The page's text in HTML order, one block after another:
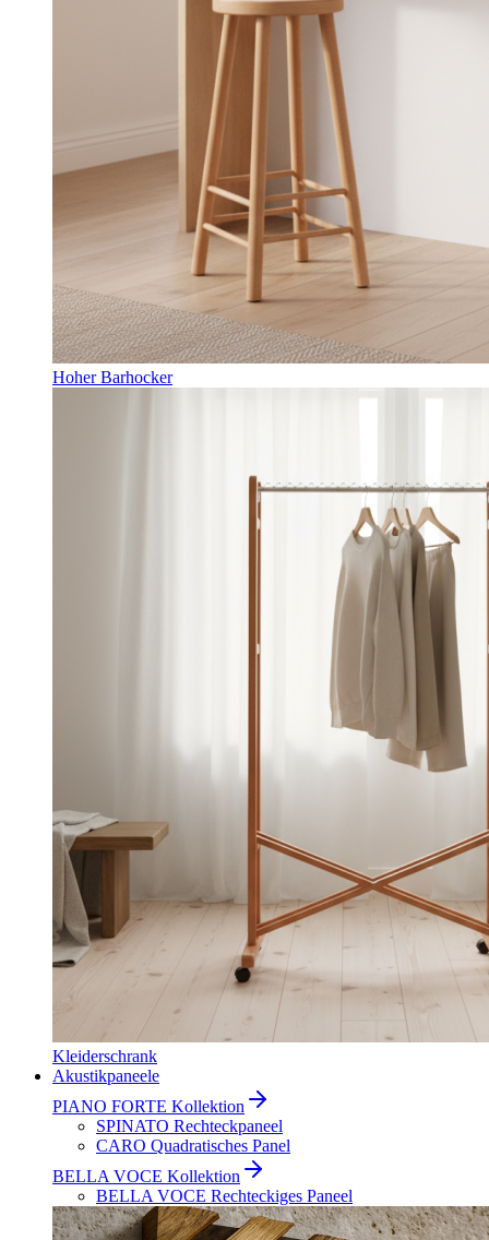
Hoher Barhocker
Kleiderschrank
Akustikpaneele
PIANO FORTE Kollektion
SPINATO Rechteckpaneel
CARO Quadratisches Panel
BELLA VOCE Kollektion
BELLA VOCE Rechteckiges Paneel